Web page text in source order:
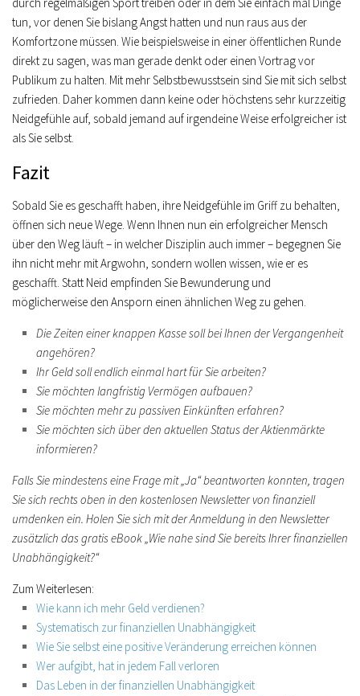
tun, vor denen Sie bislang Angst hatten und nun raus aus der
Komfortzone müssen. Wie beispielsweise in einer öffentlichen Runde
direkt zu sagen, was man gerade denkt oder einen Vortrag vor
Publikum zu halten. Mit mehr Selbstbewusstsein sind Sie mit sich selbst
zufrieden. Daher kommen dann keine oder höchstens sehr kurzzeitig
Neidgefühle auf, sobald jemand auf irgendeine Weise erfolgreicher ist
als Sie selbst.
Fazit
Sobald Sie es geschafft haben, ihre Neidgefühle im Griff zu behalten,
öffnen sich neue Wege. Wenn Ihnen nun ein erfolgreicher Mensch
über den Weg läuft – in welcher Disziplin auch immer – begegnen Sie
ihn nicht mehr mit Argwohn, sondern wollen wissen, wie er es
geschafft. Statt Neid empfinden Sie Bewunderung und
möglicherweise den Ansporn einen ähnlichen Weg zu gehen.
Die Zeiten einer knappen Kasse soll bei Ihnen der Vergangenheit
angehören?
Ihr Geld soll endlich einmal hart für Sie arbeiten?
Sie möchten langfristig Vermögen aufbauen?
Sie möchten mehr zu passiven Einkünften erfahren?
Sie möchten sich über den aktuellen Status der Aktienmärkte
informieren?
Falls Sie mindestens eine Frage mit „Ja“ beantworten konnten, tragen
Sie sich rechts oben in den kostenlosen Newsletter von finanziell
umdenken ein. Holen Sie sich mit der Anmeldung in den Newsletter
zusätzlich das gratis eBook„Wie nahe sind Sie bereits Ihrer finanziellen
Unabhängigkeit?“
Zum Weiterlesen:
Wie kann ich mehr Geld verdienen?
Systematisch zur finanziellen Unabhängigkeit
Wie Sie selbst eine positive Veränderung erreichen können
Wer aufgibt, hat in jedem Fall verloren
Das Leben in der finanziellen Unabhängigkeit